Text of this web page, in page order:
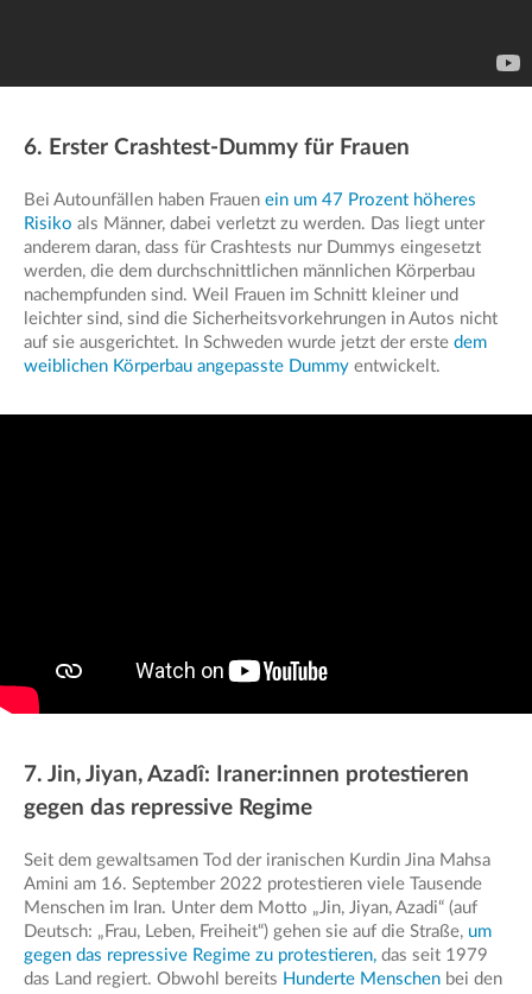
6. Erster Crashtest-Dummy für Frauen
Bei Autounfällen haben Frauen ein um 47 Prozent höheres
Risiko als Männer, dabei verletzt zu werden. Das liegt unter
anderem daran, dass für Crashtests nur Dummys eingesetzt
werden, die dem durchschnittlichen männlichen Körperbau
nachempfunden sind. Weil Frauen im Schnitt kleiner und
leichter sind, sind die Sicherheitsvorkehrungen in Autos nicht
auf sie ausgerichtet. In Schweden wurde jetzt der erste dem
weiblichen Körperbau angepasste Dummy entwickelt.
7. Jin, Jiyan, Azadî: Iraner:innen protestieren
gegen das repressive Regime
Seit dem gewaltsamen Tod der iranischen Kurdin Jina Mahsa
Amini am 16. September 2022 protestieren viele Tausende
Menschen im Iran. Unter dem Motto „Jin, Jiyan, Azadi“ (auf
Deutsch: „Frau, Leben, Freiheit“) gehen sie auf die Straße, um
gegen das repressive Regime zu protestieren, das seit 1979
das Land regiert. Obwohl bereits Hunderte Menschen bei den